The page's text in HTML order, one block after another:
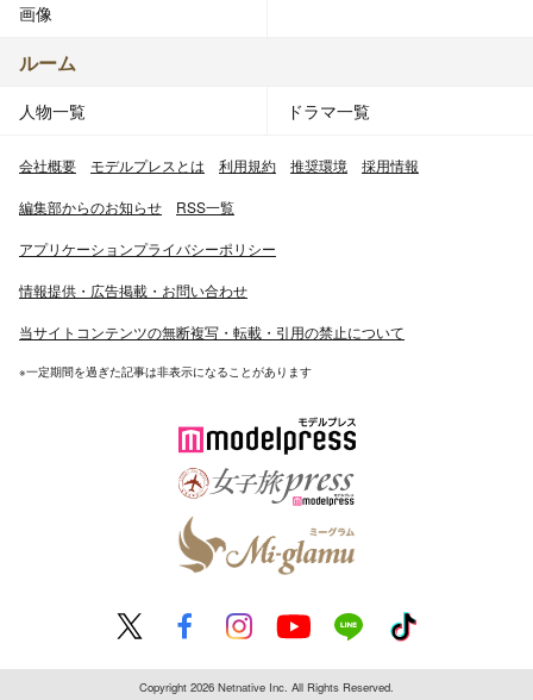
画像
ルーム
人物一覧 ドラマ一覧
会社概要 モデルプレスとは 利用規約 推奨環境 採用情報
編集部からのお知らせ RSS一覧
アプリケーションプライバシーポリシー
情報提供・広告掲載・お問い合わせ
当サイトコンテンツの無断複写・転載・引用の禁止について
※一定期間を過ぎた記事は非表示になることがあります
Copyright 2026 Netnative Inc. All Rights Reserved.